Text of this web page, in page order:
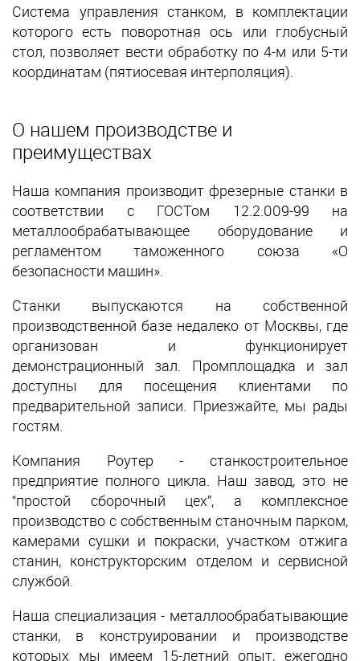
Система управления станком, в комплектации
которого есть поворотная ось или глобусный
стол, позволяет вести обработку по 4-м или 5-ти
координатам (пятиосевая интерполяция).
О нашем производстве и
преимуществах
Наша компания производит фрезерные станки в
соответствии с ГОСТом 12.2.009-99 на
металлообрабатывающее оборудование и
регламентом таможенного союза «О
безопасности машин».
Станки выпускаются на собственной
производственной базе недалеко от Москвы, где
организован и функционирует
демонстрационный зал. Промплощадка и зал
доступны для посещения клиентами по
предварительной записи. Приезжайте, мы рады
гостям.
Компания Роутер - станкостроительное
предприятие полного цикла. Наш завод, это не
“простой сборочный цех”, а комплексное
производство с собственным станочным парком,
камерами сушки и покраски, участком отжига
станин, конструкторским отделом и сервисной
службой.
Наша специализация - металлообрабатывающие
станки, в конструировании и производстве
которых мы имеем 15-летний опыт, ежегодно